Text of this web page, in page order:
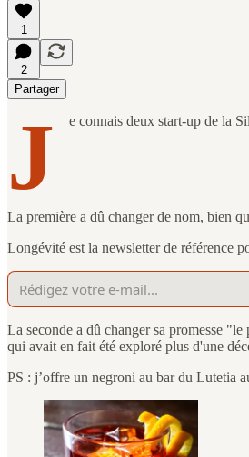
1
2
Partager
J e connais deux start-up de la
La première a dû changer de nom, bien
Longévité est la newsletter de référence
La seconde a dû changer sa promesse
qui avait en fait été exploré plus d'une
PS : j’offre un negroni au bar du Lutetia